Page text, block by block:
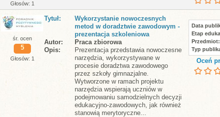
Głosów: 1
śr. ocen
5
Głosów: 1
Tytuł
Wykorzystanie nowoczesnych
metod w doradztwie zawodowym -
prezentacja szkoleniowa
Autor
Praca zbiorowa
Opis
Prezentacja przedstawia nowoczesne
narzędzia, wykorzystywane w
procesie doradztwa zawodowego
przez szkoły gimnazjalne.
Wytworzone w ramach projektu
narzędzia wspierają uczniów w
podejmowaniu samodzielnych decyzji
edukacyjno-zawodowych, jak również
stanowią merytoryczne...
Data
Etap
Przedmiot
Typ
Oceń